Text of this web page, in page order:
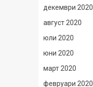
декември 2020
август 2020
юли 2020
юни 2020
март 2020
февруари 2020